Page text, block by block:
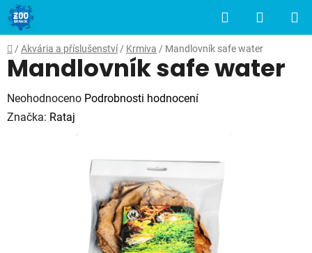
Přejít
na
obsah
Hledat
KOŠÍK
Domů
/ Akvária a příslušenství / Krmiva / Mandlovník safe water
Mandlovník safe water
Průměrné
hodnocení
Neohodnoceno Podrobnosti hodnocení
Značka: Rataj